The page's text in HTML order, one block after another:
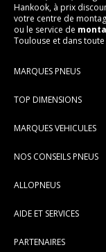
Hankook, à prix
votre centre de
ou le service de
Toulouse et dans toute
MARQUES PNEUS
Pneus Continental
Pneus Hankook
Pneus Dunlop
TOP DIMENSIONS
195/65R15
205/60R16
225/45R17
MARQUES VEHICULES
Peugeot
Audi
NOS CONSEILS PNEUS
Pression pneu
ALLOPNEUS
Espace Presse
AIDE ET SERVICES
PARTENAIRES